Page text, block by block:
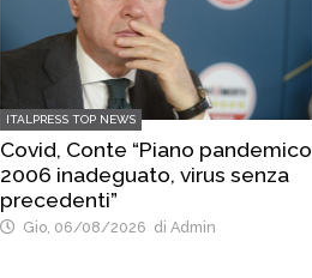
ITALPRESS TOP NEWS
Covid, Conte “Piano pandemico
2006 inadeguato, virus senza
precedenti”
Gio, 06/08/2026 di Admin